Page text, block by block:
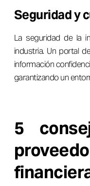
Seguridad y
La seguridad de la
industria. Un portal
información
garantizando un
5